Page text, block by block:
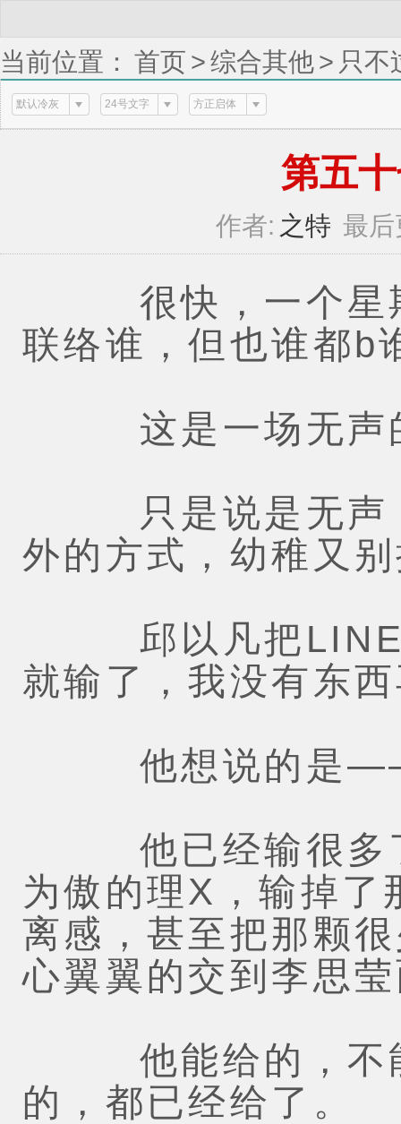
当前位置： 首页 >综合其他> 只不
默认冷灰 24号文字 方正启体
第五
作者: 之特 最
很快，一个星期
联络谁，但也谁都b
这是一场无声
只是说是无声，
外的方式，幼稚又
邱以凡把LINE
就输了，我没有东
他想说的是
他已经输很多了
为傲的理X，输掉了
离感，甚至把那颗
心翼翼的交到李思
他能给的，不能
的，都已经给了。